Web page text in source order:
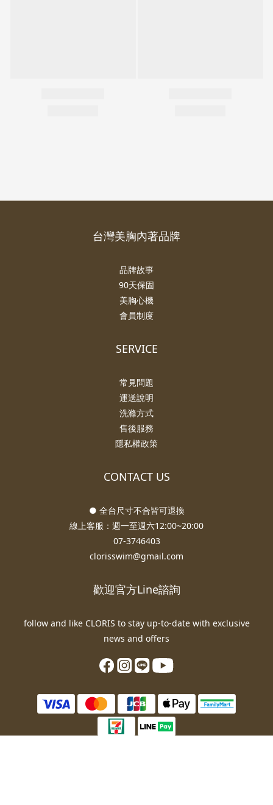
台灣美胸內著品牌
品牌故事
90天保固
美胸心機
會員制度
SERVICE
常見問題
運送說明
洗滌方式
售後服務
隱私權政策
CONTACT US
● 全台尺寸不合皆可退換
線上客服：週一至週六12:00~20:00
07-3746403
clorisswim@gmail.com
歡迎官方Line諮詢
follow and like CLORIS to stay up-to-date with exclusive
news and offers